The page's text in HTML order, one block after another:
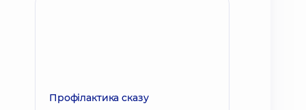
Профілактика сказу